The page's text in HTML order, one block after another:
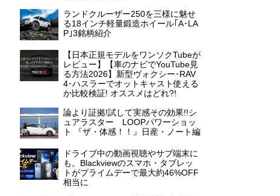
ランドクルーザー250を三様に魅せ
る18インチ軽量鍛造ホイール｢A･LA
P｣3銘柄紹介
【日本正規モデルをワンソクTubeが
レビュー】【車のナビでYouTube見
る方法2026】新型ヴォクシー･RAV
4･ハスラーでオットキャスト使える
か比較検証! オススメはどれ?!
論より証拠!試して実感その効果!!シ
ュアラスター LOOPパワーショッ
ト 『ザ・体感！！』日産・ノート編
ドライブ中の動画視聴やサブ端末に
も。Blackviewのスマホ・タブレッ
トがプライムデーで最大約46%OFF
相当に